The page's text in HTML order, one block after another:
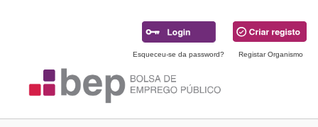
Esqueceu-se da password? Registar Organismo